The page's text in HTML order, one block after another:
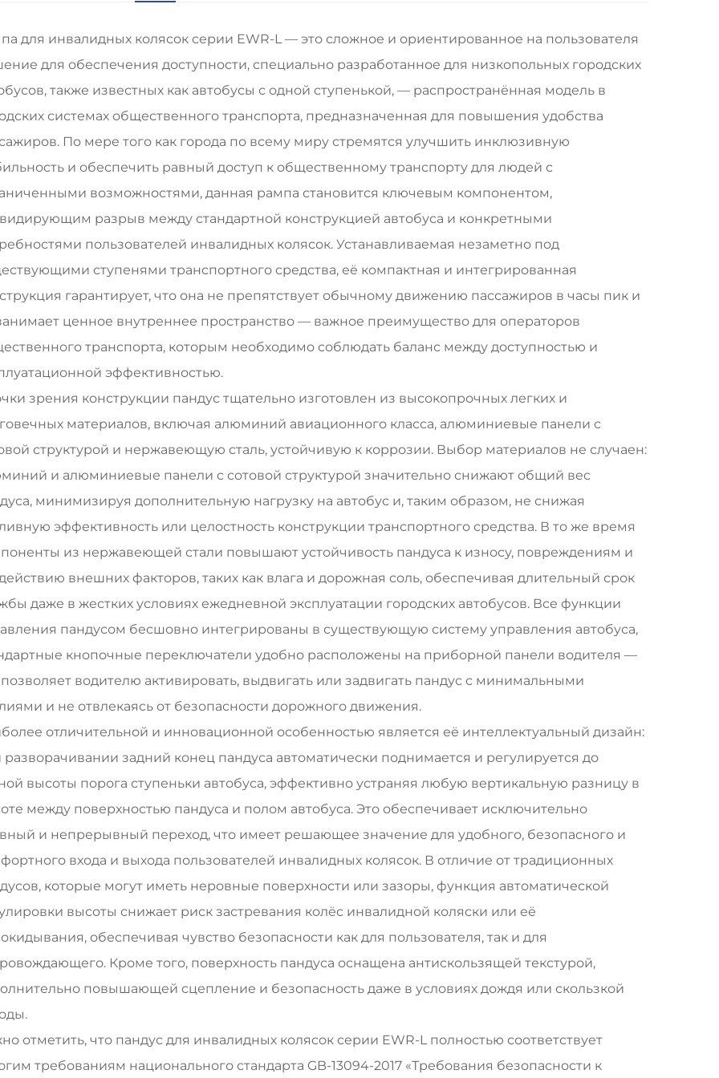
для инвалидных колясок серии EWR-L — это сложное и ориентированное на пользователя
для обеспечения доступности, специально разработанное для низкопольных городских
также известных как автобусы с одной ступенькой, — распространённая модель в
системах общественного транспорта, предназначенная для повышения удобства
По мере того как города по всему миру стремятся улучшить инклюзивную
и обеспечить равный доступ к общественному транспорту для людей с
возможностями, данная рампа становится ключевым компонентом,
разрыв между стандартной конструкцией автобуса и конкретными
пользователей инвалидных колясок. Устанавливаемая незаметно под
ступенями транспортного средства, её компактная и интегрированная
гарантирует, что она не препятствует обычному движению пассажиров в часы пик и
ценное внутреннее пространство — важное преимущество для операторов
транспорта, которым необходимо соблюдать баланс между доступностью и
эффективностью.
зрения конструкции пандус тщательно изготовлен из высокопрочных легких и
материалов, включая алюминий авиационного класса, алюминиевые панели с
структурой и нержавеющую сталь, устойчивую к коррозии. Выбор материалов не случаен:
и алюминиевые панели с сотовой структурой значительно снижают общий вес
минимизируя дополнительную нагрузку на автобус и, таким образом, не снижая
эффективность или целостность конструкции транспортного средства. В то же время
из нержавеющей стали повышают устойчивость пандуса к износу, повреждениям и
внешних факторов, таких как влага и дорожная соль, обеспечивая длительный срок
даже в жестких условиях ежедневной эксплуатации городских автобусов. Все функции
пандусом бесшовно интегрированы в существующую систему управления автобуса,
кнопочные переключатели удобно расположены на приборной панели водителя —
водителю активировать, выдвигать или задвигать пандус с минимальными
и не отвлекаясь от безопасности дорожного движения.
отличительной и инновационной особенностью является её интеллектуальный дизайн:
задний конец пандуса автоматически поднимается и регулируется до
высоты порога ступеньки автобуса, эффективно устраняя любую вертикальную разницу в
между поверхностью пандуса и полом автобуса. Это обеспечивает исключительно
и непрерывный переход, что имеет решающее значение для удобного, безопасного и
входа и выхода пользователей инвалидных колясок. В отличие от традиционных
которые могут иметь неровные поверхности или зазоры, функция автоматической
высоты снижает риск застревания колёс инвалидной коляски или её
обеспечивая чувство безопасности как для пользователя, так и для
Кроме того, поверхность пандуса оснащена антискользящей текстурой,
повышающей сцепление и безопасность даже в условиях дождя или скользкой
отметить, что пандус для инвалидных колясок серии EWR-L полностью соответствует
требованиям национального стандарта GB-13094-2017 «Требования безопасности к